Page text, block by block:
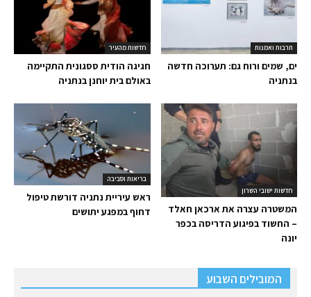
חדשות מהעיר
חגיגה הודית ססגונית התקיימה
באולם בית יוחנן בנתניה
תרבות ואמנות
ים, שמים ורוח גם: תערוכה חדשה
בנתניה
בריאות וסביבה
ראש עיריית נתניה דורשת טיפול
דחוף במפגע יתושים
חדשות ישובי השרון
המשטרה עצרה את ארכאן חאלד
– החשוד בפיגוע הדריסה בכפר
יונה
המובילים השבוע